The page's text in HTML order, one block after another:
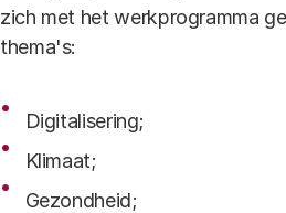
zich met het werkprogramma
thema's:
Digitalisering;
Klimaat;
Gezondheid;